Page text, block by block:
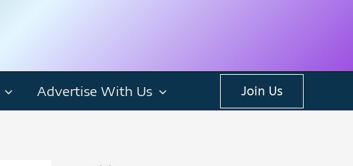
Advertise With Us Join Us